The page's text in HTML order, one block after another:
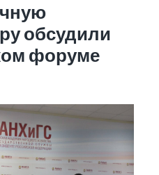
обсудили
форуме